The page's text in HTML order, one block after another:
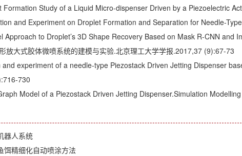
Formation Study of a Liquid Micro-dispenser Driven by a Piezoelectric
and Experiment on Droplet Formation and Separation for Needle-
Approach to Droplet’s 3D Shape Recovery Based on Mask R-CNN
放大式胶体微喷系统的建模与实验.北京理工大学学报.2017,37 (9):67-73
experiment of a needle-type Piezostack Driven Jetting Dispenser
730
Model of a Piezostack Driven Jetting Dispenser.Simulation
器人系统
饵精细化自动喷涂方法